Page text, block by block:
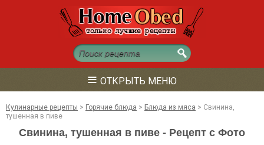
≡ ОТКРЫТЬ МЕНЮ
Кулинарные рецепты > Горячие блюда > Блюда из мяса > Свинина,
тушенная в пиве
Свинина, тушенная в пиве - Рецепт с Фото